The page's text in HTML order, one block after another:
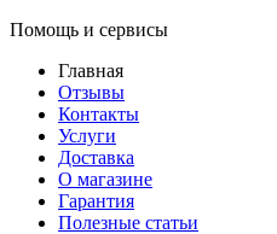
Помощь и сервисы
Главная
Отзывы
Контакты
Услуги
Доставка
О магазине
Гарантия
Полезные статьи